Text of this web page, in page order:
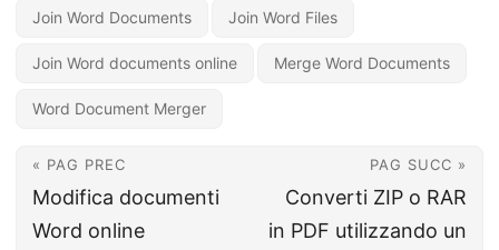
Join Word Documents Join Word Files
Join Word documents online Merge Word Documents
Word Document Merger
« PAG PREC
Modifica documenti
Word online
PAG SUCC »
Converti ZIP o RAR
in PDF utilizzando un